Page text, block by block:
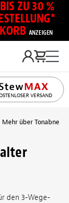
BIS ZU 30 %
ANZEIGEN
VERSAND
Mehr über
den 3-Wege-